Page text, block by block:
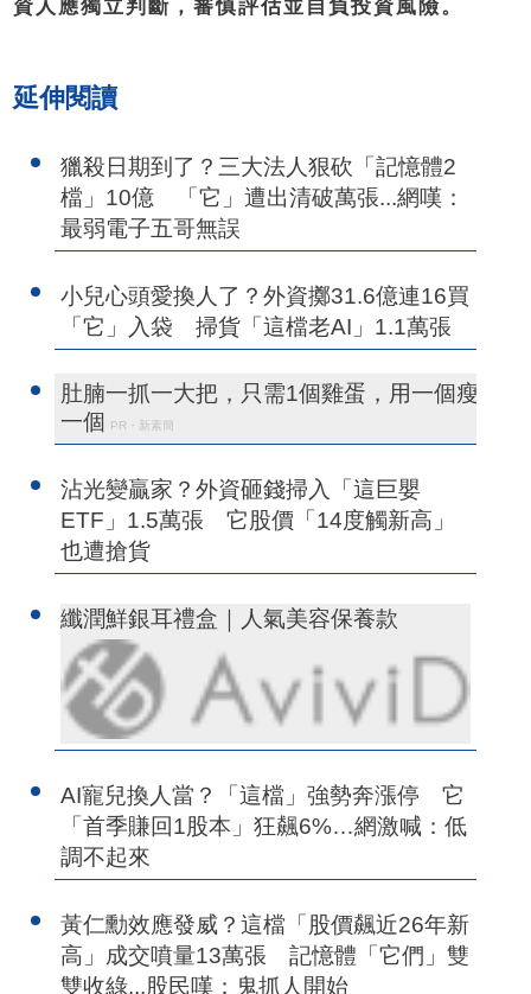
資人應獨立判斷，審慎評估並自負投資風險。
延伸閱讀
獵殺日期到了？三大法人狠砍「記憶體2
檔」10億 「它」遭出清破萬張...網嘆：
最弱電子五哥無誤
小兒心頭愛換人了？外資擲31.6億連16買
「它」入袋 掃貨「這檔老AI」1.1萬張
肚腩一抓一大把，只需1個雞蛋，用一個瘦
一個
PR・新素簡
沾光變贏家？外資砸錢掃入「這巨嬰
ETF」1.5萬張 它股價「14度觸新高」
也遭搶貨
纖潤鮮銀耳禮盒｜人氣美容保養款
AI寵兒換人當？「這檔」強勢奔漲停 它
「首季賺回1股本」狂飆6%…網激喊：低
調不起來
黃仁勳效應發威？這檔「股價飆近26年新
高」成交噴量13萬張 記憶體「它們」雙
雙收綠...股民嘆：鬼抓人開始